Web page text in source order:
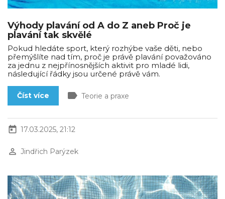
Výhody plavání od A do Z aneb Proč je
plavání tak skvělé
Pokud hledáte sport, který rozhýbe vaše děti, nebo
přemýšlíte nad tím, proč je právě plavání považováno
za jednu z nejpřínosnějších aktivit pro mladé lidi,
následující řádky jsou určené právě vám.
Číst více label Teorie a praxe
today 17.03.2025, 21:12
perm_identity Jindřich Parýzek